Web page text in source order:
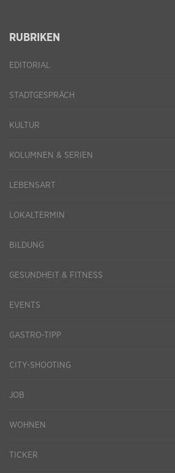
RUBRIKEN
EDITORIAL
STADTGESPRÄCH
KULTUR
KOLUMNEN & SERIEN
LEBENSART
LOKALTERMIN
BILDUNG
GESUNDHEIT & FITNESS
EVENTS
GASTRO-TIPP
CITY-SHOOTING
JOB
WOHNEN
TICKER